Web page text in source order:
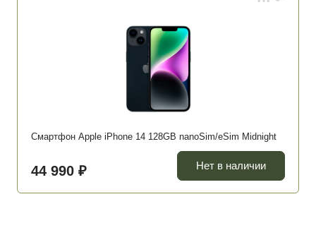
Смартфон Apple iPhone 14 128GB nanoSim/eSim Midnight
44 990 ₽ Нет в наличии